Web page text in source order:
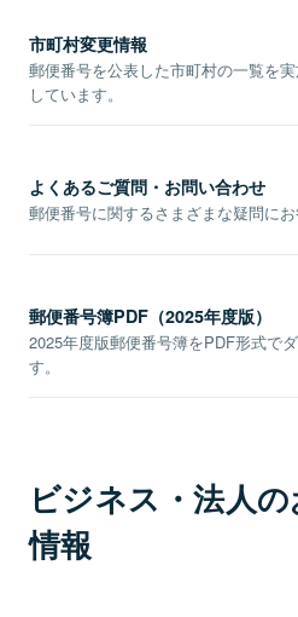
市町村変更情報
郵便番号を公表した市町村の一覧を
しています。
よくあるご質問・お問い合わせ
郵便番号に関するさまざまな疑問にお
郵便番号簿PDF（2025年度版）
2025年度版郵便番号簿をPDF形式で
す。
ビジネス・法人
情報